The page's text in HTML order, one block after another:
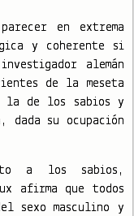
en extrema
y coherente si
alemán
de la meseta
la de los sabios y
su ocupación
a los sabios,
afirma que todos
sexo masculino y